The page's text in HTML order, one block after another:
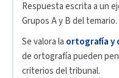
Respuesta escrita a un
Grupos A y B del
Se valora la ortografía y
de ortografía pueden
criterios del tribunal.